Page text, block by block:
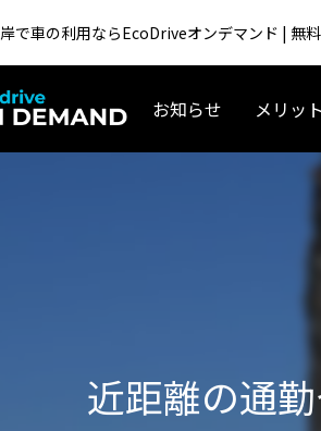
で車の利用ならEcoDriveオンデマンド | 無
お知らせ メリット
近距離の通